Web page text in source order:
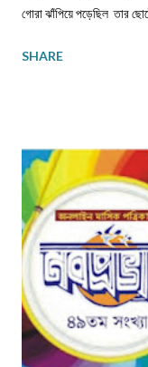
গোরা ঝাঁপিয়ে পড়েছিল তার
মুখে সরকার কেন করেনা কোনো
ক্ষুদার্থ, দেখেনা এক টুকরো
হাইরে পিছিয়ে পড়া মানুষ
বোধহয় যে...
SHARE